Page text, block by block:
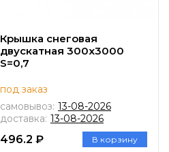
Крышка снеговая
двускатная 300х3000
S=0,7
под заказ
самовывоз: 13-08-2026
доставка: 13-08-2026
496.2 ₽ В корзину